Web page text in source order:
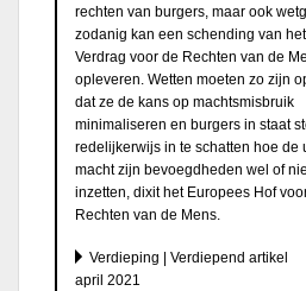
rechten van burgers, maar ook
zodanig kan een schending van
Verdrag voor de Rechten van de
opleveren. Wetten moeten zo zijn
dat ze de kans op machtsmisbruik
minimaliseren en burgers in staat
redelijkerwijs in te schatten hoe de
macht zijn bevoegdheden wel of
inzetten, dixit het Europees Hof
Rechten van de Mens.
Verdieping | Verdiepend artikel
april 2021